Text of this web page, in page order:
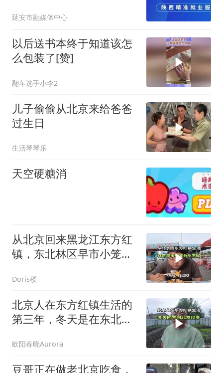
延安市融媒体中心
以后送书本终于知道该怎
么包装了[赞]
翻车选手小李2
儿子偷偷从北京来给爸爸
过生日
生活琴琴乐
天空硬糖消
从北京回来黑龙江东方红
镇，东北林区早市小笼包
Doris楼
北京人在东方红镇生活的
第三年，冬天是在东北过
欧阳春晓Aurora
豆哥正在做老北京吃食，